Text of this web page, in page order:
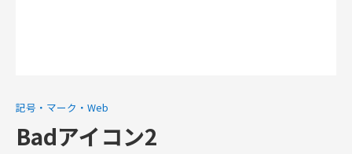
記号・マーク・Web
Badアイコン2